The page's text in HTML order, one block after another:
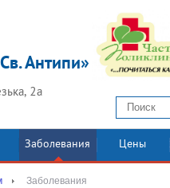
Антипи»
2а
Заболевания Цены
Заболевания